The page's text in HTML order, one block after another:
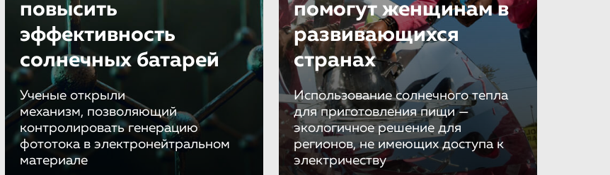
повысить
эффективность
солнечных батарей
Ученые открыли
механизм, позволяющий
контролировать генерацию
фототока в электронейтральном
материале
помогут женщинам в
развивающихся
странах
Использование солнечного тепла
для приготовления пищи —
экологичное решение для
регионов, не имеющих доступа к
электричеству